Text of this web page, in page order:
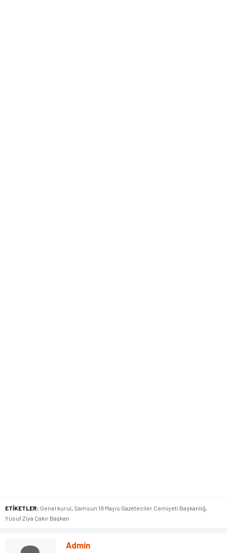
ETİKETLER: Genel kurul, Samsun 19 Mayıs Gazeteciler Cemiyeti Başkanlığ,
Yusuf Ziya Çakır Başkan
Admin